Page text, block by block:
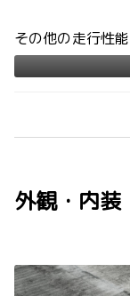
その他の走行性能
外観・内装